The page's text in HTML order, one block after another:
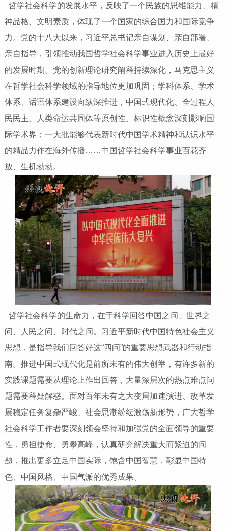
哲学社会科学的发展水平，反映了一个民族的思维能力、精
神品格、文明素质，体现了一个国家的综合国力和国际竞争
力。党的十八大以来，习近平总书记亲自谋划、亲自部署、
亲自指导，引领推动我国哲学社会科学事业进入历史上最好
的发展时期。党的创新理论研究阐释持续深化，马克思主义
在哲学社会科学领域的指导地位更加巩固；学科体系、学术
体系、话语体系建设向纵深推进，中国式现代化、全过程人
民民主、人类命运共同体等原创性、标识性概念深刻影响国
际学术界；一大批能够代表新时代中国学术精神和认识水平
的精品力作在海外传播……中国哲学社会科学事业百花齐
放、生机勃勃。
哲学社会科学的生命力，在于科学回答中国之问、世界之
问、人民之问、时代之问。习近平新时代中国特色社会主义
思想，是指导我们回答好这“四问”的重要思想武器和行动指
南。推进中国式现代化是前所未有的伟大创举，有许多新的
实践课题需要从理论上作出回答，大量深层次的热点难点问
题需要释疑解惑。面对百年未有之大变局加速演进、改革发
展稳定任务复杂严峻、社会思潮纷纭激荡新形势，广大哲学
社会科学工作者要深刻领会坚持和加强党的全面领导的重要
性，勇担使命、勇攀高峰，认真研究解决重大而紧迫的问
题，推出更多立足中国实际，饱含中国智慧，彰显中国特
色、中国风格、中国气派的优秀成果。